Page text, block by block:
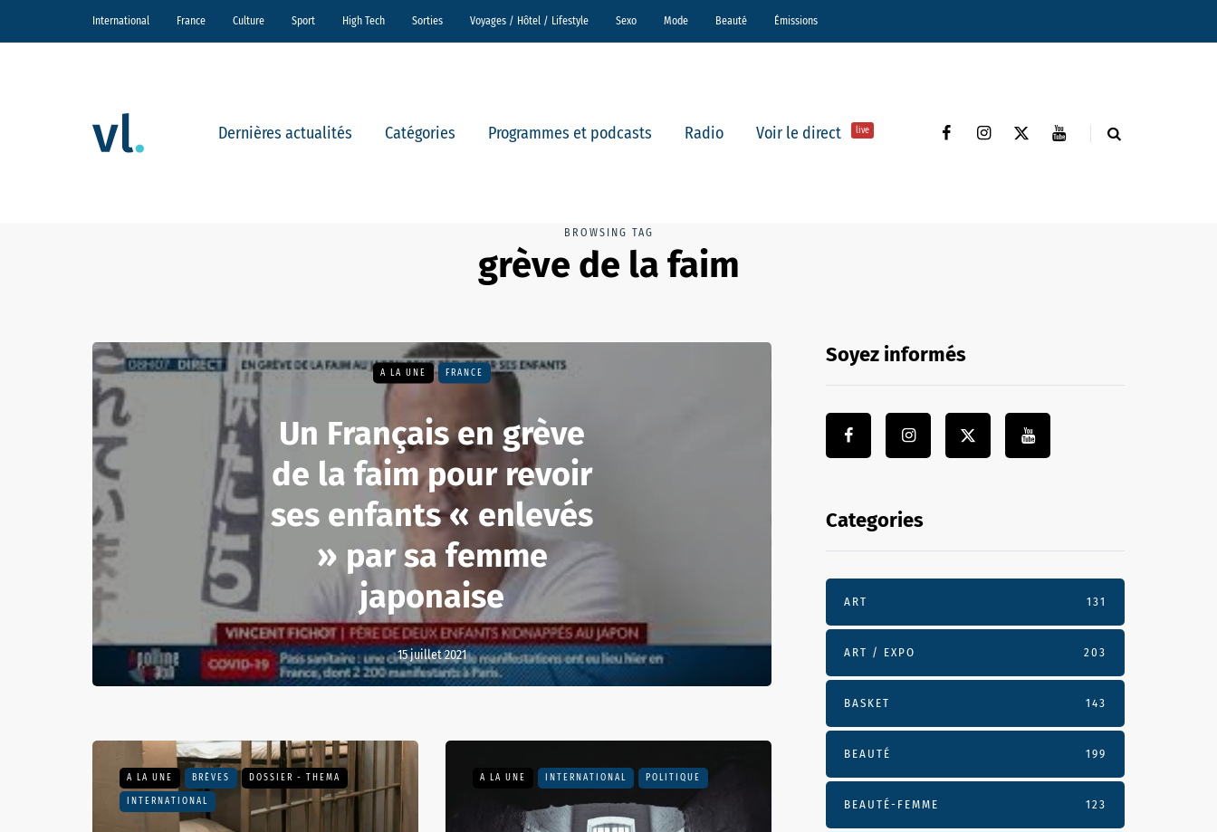
International France Culture Sport High Tech Sorties Voyages / Hôtel / Lifestyle Sexo Mode Beauté Émissions
Dernières actualités Catégories Programmes et podcasts Radio Voir le direct live
BROWSING TAG
grève de la faim
A LA UNE FRANCE
Un Français en grève
de la faim pour revoir
ses enfants « enlevés
» par sa femme
japonaise
15 juillet 2021
A LA UNE BRÈVES DOSSIER - THEMA
INTERNATIONAL
A LA UNE INTERNATIONAL POLITIQUE
Soyez informés
Categories
ART 131
ART / EXPO 203
BASKET 143
BEAUTÉ 199
BEAUTÉ-FEMME 123